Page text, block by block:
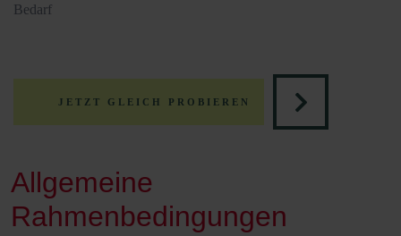
Bedarf
JETZT GLEICH PROBIEREN
Allgemeine
Rahmenbedingungen